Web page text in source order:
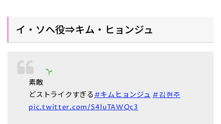
イ・ソヘ役⇒キム・ヒョンジュ
素敵
どストライクすぎる #キムヒョンジュ #김현주
pic.twitter.com/S4luTAWQc3